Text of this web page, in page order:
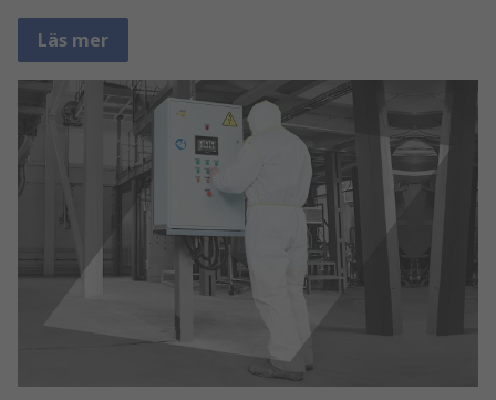
Läs mer